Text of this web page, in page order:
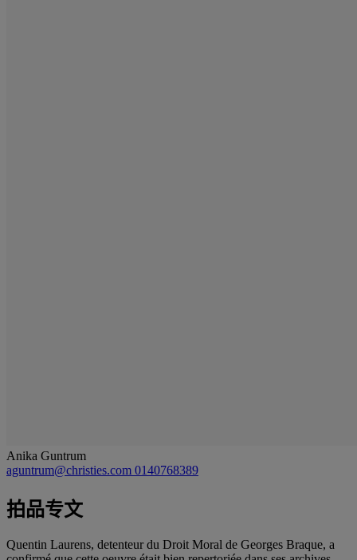
Anika Guntrum
aguntrum@christies.com 0140768389
拍品专文
Quentin Laurens, detenteur du Droit Moral de Georges Braque, a